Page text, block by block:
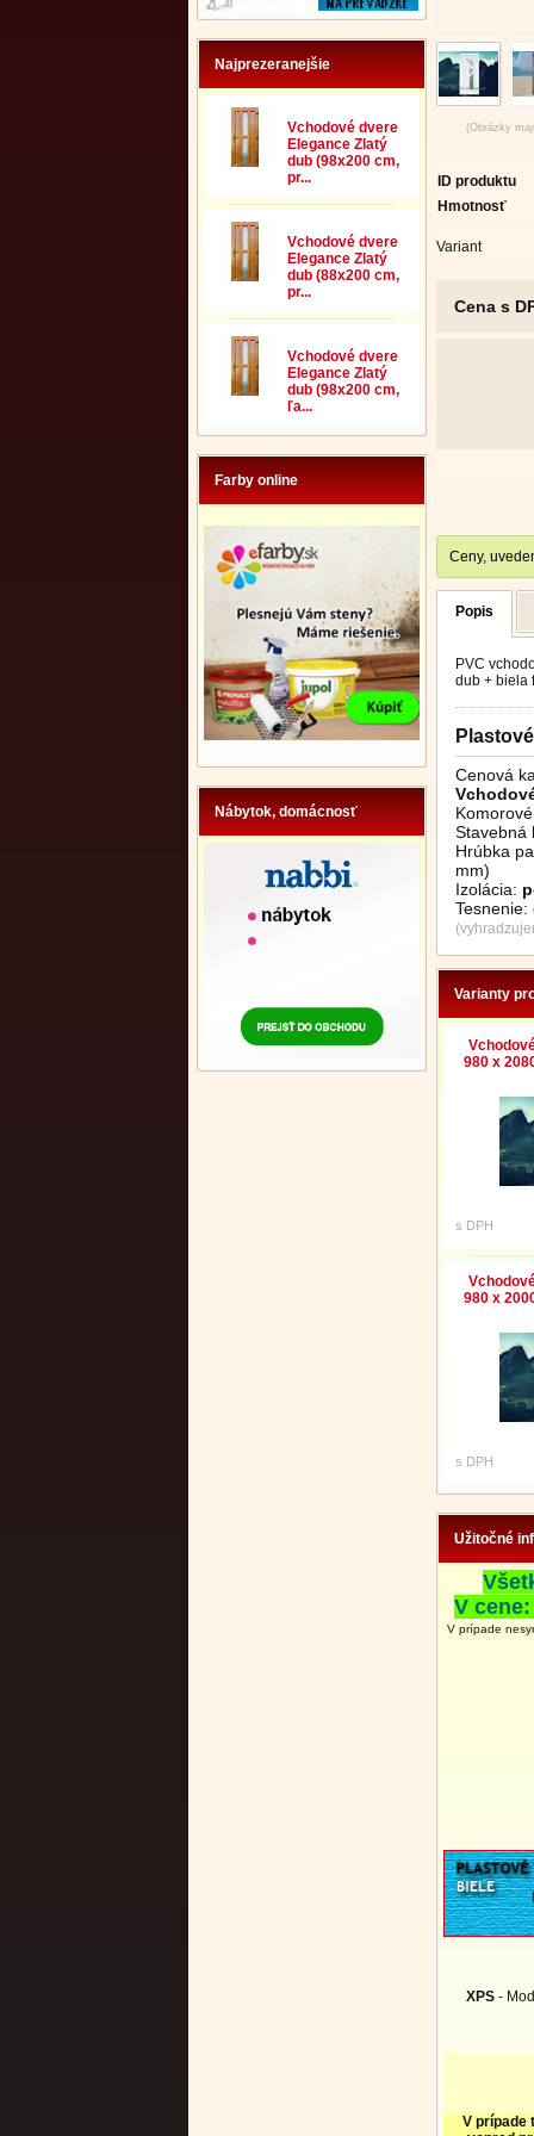
Najprezeranejšie
Vchodové dvere
Elegance Zlatý
dub (98x200 cm,
pr...
Vchodové dvere
Elegance Zlatý
dub (88x200 cm,
pr...
Vchodové dvere
Elegance Zlatý
dub (98x200 cm,
ľa...
Farby online
Nábytok, domácnosť
(Obrázky
ID produktu
Hmotnosť
Variant
Cena s
Ceny,
Popis
PVC
dub + biela
Cenová
Stavebná
Hrúbka
mm)
Izolácia:
Tesnenie:
Varianty
980 x
s DPH
980 x
s DPH
Užitočné
V
V prípade
XPS -
V prípade